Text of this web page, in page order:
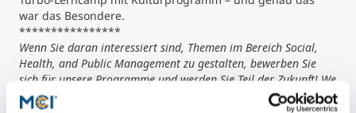
war das Besondere.
****************
Wenn Sie daran interessiert sind, Themen im Bereich Social,
Health, and Public Management zu gestalten, bewerben Sie
sich für unsere Programme und werden Sie Teil der Zukunft! We
are Managing The Public Interest!